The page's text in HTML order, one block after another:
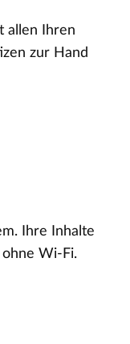
allen Ihren
zur Hand
Ihre Inhalte
Wi-Fi.